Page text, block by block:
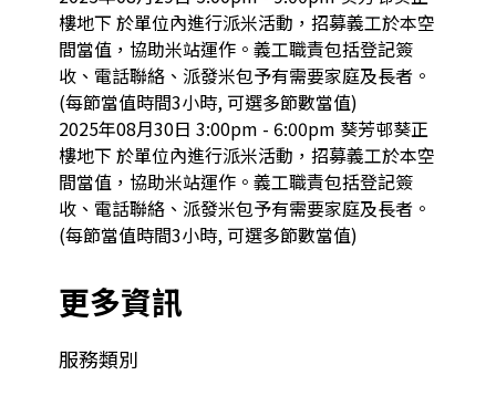
樓地下 於單位內進行派米活動，招募義工於本空
間當值，協助米站運作。義工職責包括登記簽
收、電話聯絡、派發米包予有需要家庭及長者。
(每節當值時間3小時, 可選多節數當值)
2025年08月30日 3:00pm - 6:00pm 葵芳邨葵正
樓地下 於單位內進行派米活動，招募義工於本空
間當值，協助米站運作。義工職責包括登記簽
收、電話聯絡、派發米包予有需要家庭及長者。
(每節當值時間3小時, 可選多節數當值)
更多資訊
服務類別